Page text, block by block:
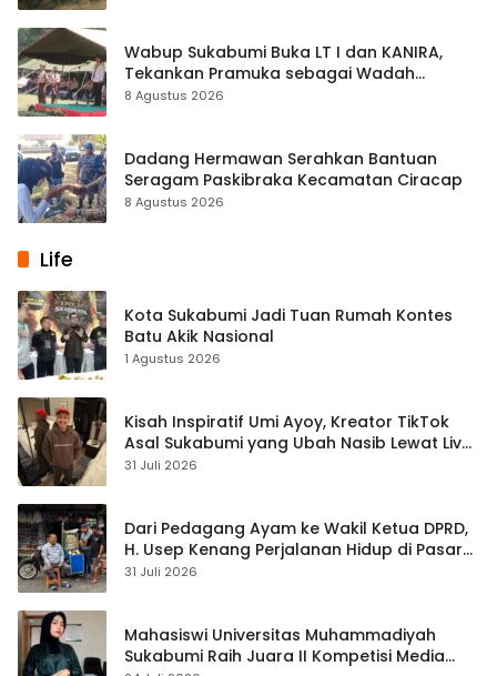
Wabup Sukabumi Buka LT I dan KANIRA,
Tekankan Pramuka sebagai Wadah
Pembentukan Karakter
8 Agustus 2026
Dadang Hermawan Serahkan Bantuan
Seragam Paskibraka Kecamatan Ciracap
8 Agustus 2026
Life
Kota Sukabumi Jadi Tuan Rumah Kontes
Batu Akik Nasional
1 Agustus 2026
Kisah Inspiratif Umi Ayoy, Kreator TikTok
Asal Sukabumi yang Ubah Nasib Lewat Live
Streaming
31 Juli 2026
Dari Pedagang Ayam ke Wakil Ketua DPRD,
H. Usep Kenang Perjalanan Hidup di Pasar
Cisaat
31 Juli 2026
Mahasiswi Universitas Muhammadiyah
Sukabumi Raih Juara II Kompetisi Media